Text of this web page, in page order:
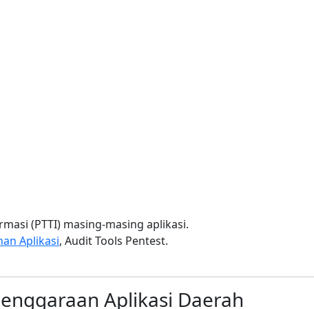
(PTTI) masing-masing aplikasi.
Aplikasi, Audit Tools Pentest.
Aplikasi Daerah